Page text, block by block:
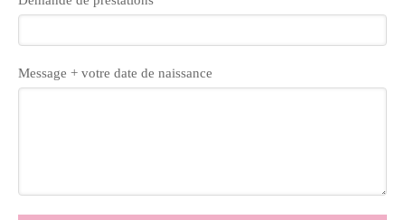
Message + votre date de naissance